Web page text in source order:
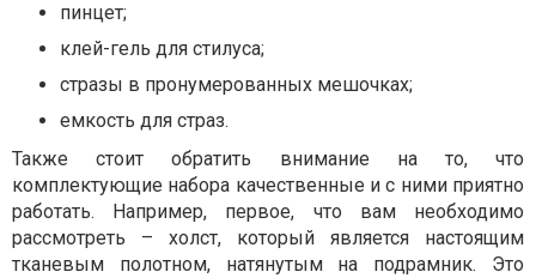
пинцет;
клей-гель для стилуса;
стразы в пронумерованных мешочках;
емкость для страз.
Также стоит обратить внимание на то, что
комплектующие набора качественные и с ними приятно
работать. Например, первое, что вам необходимо
рассмотреть – холст, который является настоящим
тканевым полотном, натянутым на подрамник. Это